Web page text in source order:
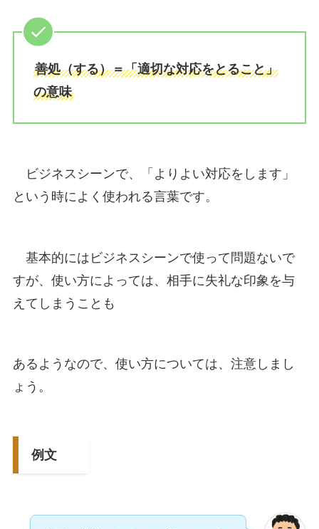
善処（する）＝「適切な対応をとること」
の意味
ビジネスシーンで、「よりよい対応をします」
という時によく使われる言葉です。
基本的にはビジネスシーンで使って問題ないで
すが、使い方によっては、相手に失礼な印象を与
えてしまうことも
あるようなので、使い方については、注意しまし
ょう。
例文